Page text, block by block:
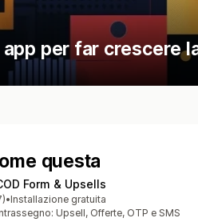
per far crescere
questa
Form & Upsells
5
totali
•Installazione gratuita
Upsell, Offerte, OTP e SMS